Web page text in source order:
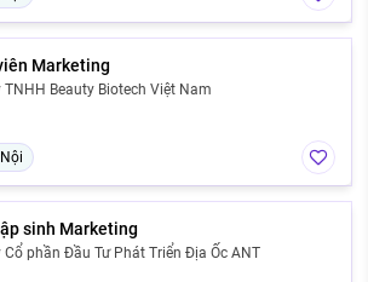
Marketing
TNHH Beauty Biotech Việt Nam
sinh Marketing
Cổ phần Đầu Tư Phát Triển Địa Ốc ANT